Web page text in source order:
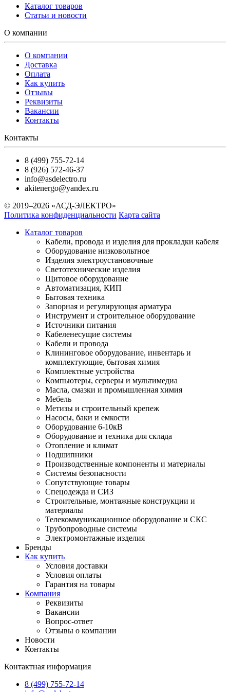
Каталог товаров
Статьи и новости
О компании
О компании
Доставка
Оплата
Как купить
Отзывы
Реквизиты
Вакансии
Контакты
Контакты
8 (499) 755-72-14
8 (926) 572-46-37
info@asdelectro.ru
akitenergo@yandex.ru
© 2019–2026 «АСД-ЭЛЕКТРО»
Политика конфиденциальности Карта сайта
Каталог товаров
Кабели, провода и изделия для прокладки кабеля
Оборудование низковольтное
Изделия электроустановочные
Светотехнические изделия
Щитовое оборудование
Автоматизация, КИП
Бытовая техника
Запорная и регулирующая арматура
Инструмент и строительное оборудование
Источники питания
Кабеленесущие системы
Кабели и провода
Клининговое оборудование, инвентарь и
комплектующие, бытовая химия
Комплектные устройства
Компьютеры, серверы и мультимедиа
Масла, смазки и промышленная химия
Мебель
Метизы и строительный крепеж
Насосы, баки и емкости
Оборудование 6-10кВ
Оборудование и техника для склада
Отопление и климат
Подшипники
Производственные компоненты и материалы
Системы безопасности
Сопутствующие товары
Спецодежда и СИЗ
Строительные, монтажные конструкции и
материалы
Телекоммуникационное оборудование и СКС
Трубопроводные системы
Электромонтажные изделия
Бренды
Как купить
Условия доставки
Условия оплаты
Гарантия на товары
Компания
Реквизиты
Вакансии
Вопрос-ответ
Отзывы о компании
Новости
Контакты
Контактная информация
8 (499) 755-72-14